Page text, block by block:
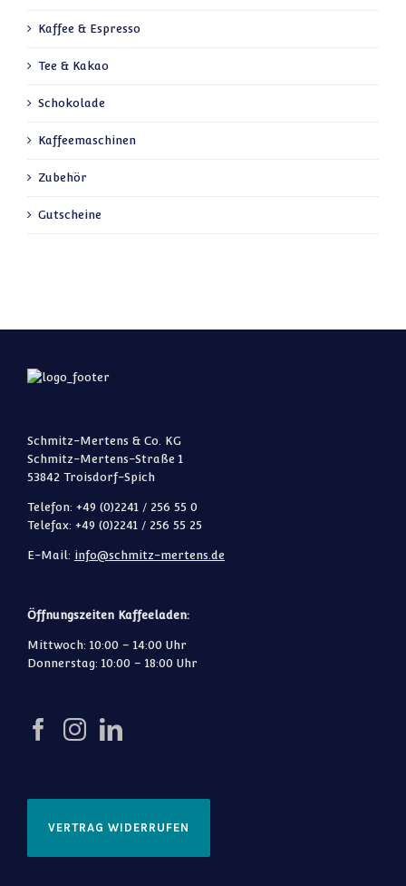
Kaffee & Espresso
Tee & Kakao
Schokolade
Kaffeemaschinen
Zubehör
Gutscheine
Schmitz-Mertens & Co. KG
Schmitz-Mertens-Straße 1
53842 Troisdorf-Spich
Telefon: +49 (0)2241 / 256 55 0
Telefax: +49 (0)2241 / 256 55 25
E-Mail: info@schmitz-mertens.de
Öffnungszeiten Kaffeeladen:
Mittwoch: 10:00 – 14:00 Uhr
Donnerstag: 10:00 – 18:00 Uhr
VERTRAG WIDERRUFEN